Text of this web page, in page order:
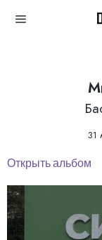
31
Открыть альбом